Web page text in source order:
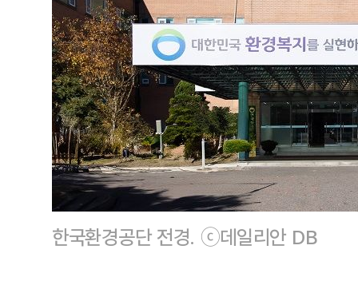
한국환경공단 전경. ⓒ데일리안 DB